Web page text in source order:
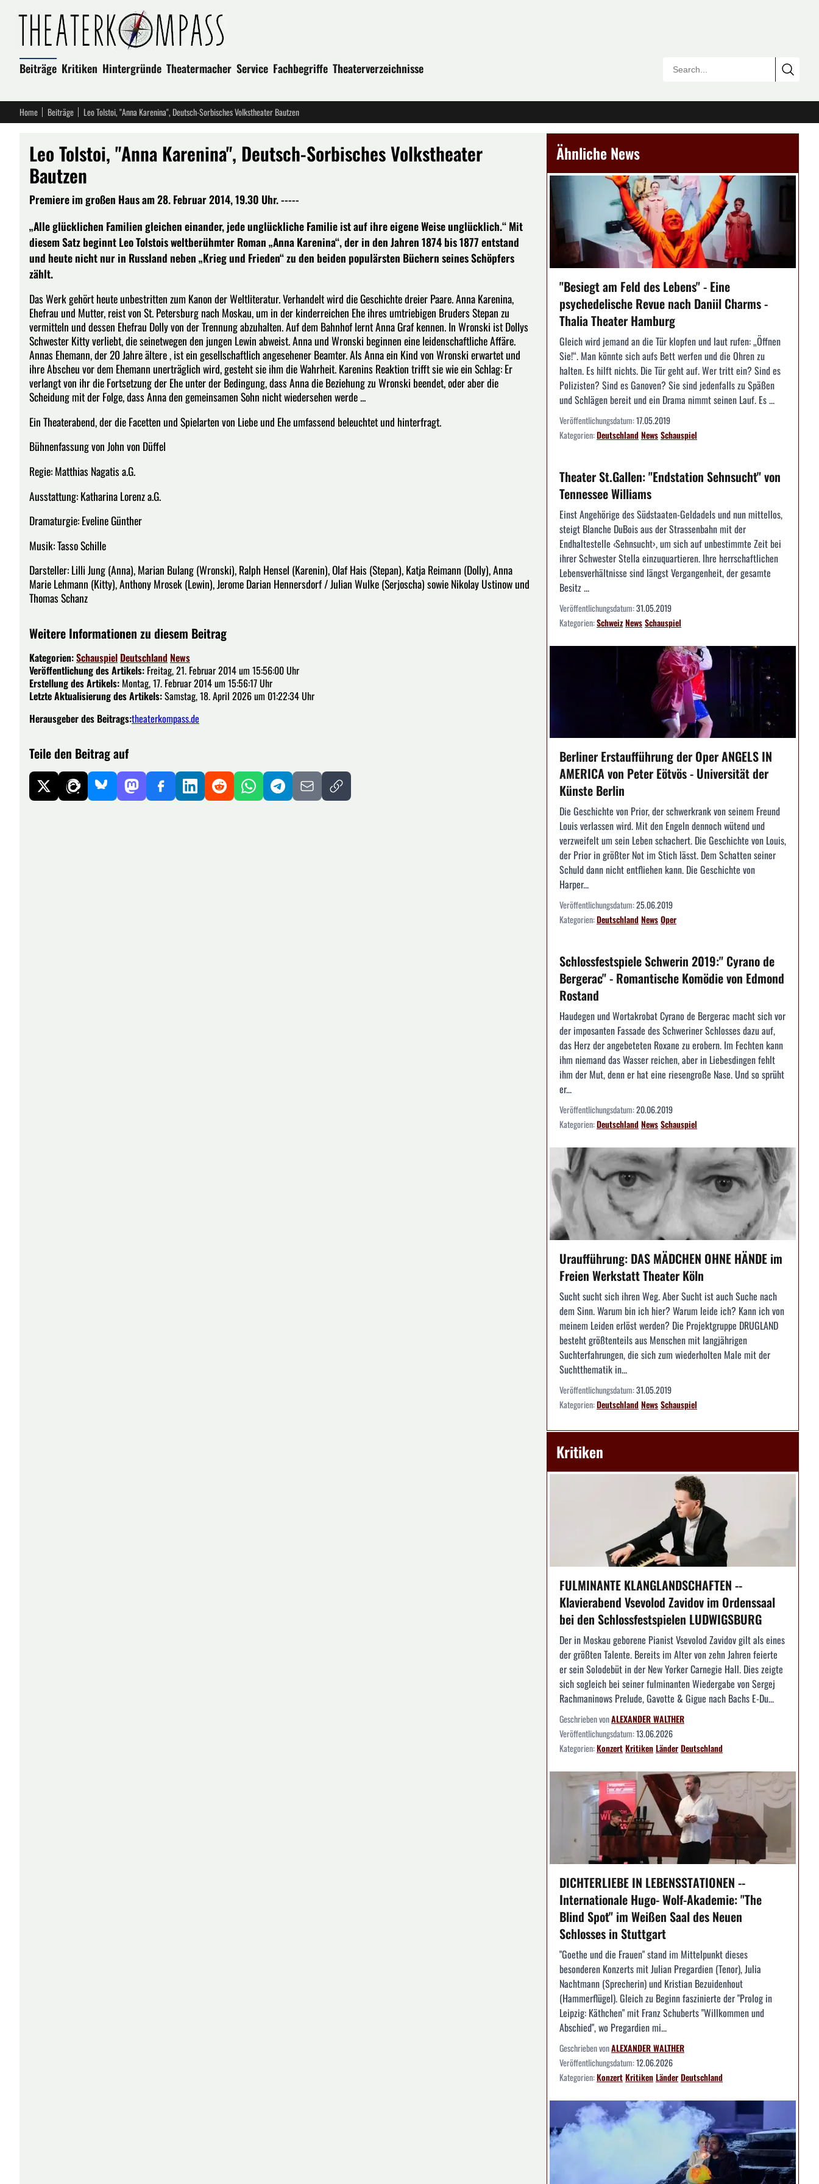
Beiträge Kritiken Hintergründe Theatermacher Service Fachbegriffe Theaterverzeichnisse
Home Beiträge Leo Tolstoi, "Anna Karenina", Deutsch-Sorbisches Volkstheater Bautzen
Leo Tolstoi, "Anna Karenina", Deutsch-Sorbisches Volkstheater
Bautzen
Premiere im großen Haus am 28. Februar 2014, 19.30 Uhr. -----
„Alle glücklichen Familien gleichen einander, jede unglückliche Familie ist auf ihre eigene Weise unglücklich.“ Mit
diesem Satz beginnt Leo Tolstois weltberühmter Roman „Anna Karenina“, der in den Jahren 1874 bis 1877 entstand
und heute nicht nur in Russland neben „Krieg und Frieden“ zu den beiden populärsten Büchern seines Schöpfers
zählt.
Das Werk gehört heute unbestritten zum Kanon der Weltliteratur. Verhandelt wird die Geschichte dreier Paare. Anna Karenina,
Ehefrau und Mutter, reist von St. Petersburg nach Moskau, um in der kinderreichen Ehe ihres umtriebigen Bruders Stepan zu
vermitteln und dessen Ehefrau Dolly von der Trennung abzuhalten. Auf dem Bahnhof lernt Anna Graf kennen. In Wronski ist Dollys
Schwester Kitty verliebt, die seinetwegen den jungen Lewin abweist. Anna und Wronski beginnen eine leidenschaftliche Affäre.
Annas Ehemann, der 20 Jahre ältere , ist ein gesellschaftlich angesehener Beamter. Als Anna ein Kind von Wronski erwartet und
ihre Abscheu vor dem Ehemann unerträglich wird, gesteht sie ihm die Wahrheit. Karenins Reaktion trifft sie wie ein Schlag: Er
verlangt von ihr die Fortsetzung der Ehe unter der Bedingung, dass Anna die Beziehung zu Wronski beendet, oder aber die
Scheidung mit der Folge, dass Anna den gemeinsamen Sohn nicht wiedersehen werde ...
Ein Theaterabend, der die Facetten und Spielarten von Liebe und Ehe umfassend beleuchtet und hinterfragt.
Bühnenfassung von John von Düffel
Regie: Matthias Nagatis a.G.
Ausstattung: Katharina Lorenz a.G.
Dramaturgie: Eveline Günther
Musik: Tasso Schille
Darsteller: Lilli Jung (Anna), Marian Bulang (Wronski), Ralph Hensel (Karenin), Olaf Hais (Stepan), Katja Reimann (Dolly), Anna
Marie Lehmann (Kitty), Anthony Mrosek (Lewin), Jerome Darian Hennersdorf / Julian Wulke (Serjoscha) sowie Nikolay Ustinow und
Thomas Schanz
Weitere Informationen zu diesem Beitrag
Kategorien:Schauspiel Deutschland News
Veröffentlichung des Artikels: Freitag, 21. Februar 2014 um 15:56:00 Uhr
Erstellung des Artikels: Montag, 17. Februar 2014 um 15:56:17 Uhr
Letzte Aktualisierung des Artikels:Samstag, 18. April 2026 um 01:22:34 Uhr
Herausgeber des Beitrags:theaterkompass.de
Teile den Beitrag auf
Ähnliche News
"Besiegt am Feld des Lebens" - Eine
psychedelische Revue nach Daniil Charms -
Thalia Theater Hamburg
Gleich wird jemand an die Tür klopfen und laut rufen: „Öffnen
Sie!“. Man könnte sich aufs Bett werfen und die Ohren zu
halten. Es hilft nichts. Die Tür geht auf. Wer tritt ein? Sind es
Polizisten? Sind es Ganoven? Sie sind jedenfalls zu Späßen
und Schlägen bereit und ein Drama nimmt seinen Lauf. Es ...
Veröffentlichungsdatum:17.05.2019
Kategorien:DeutschlandNewsSchauspiel
Theater St.Gallen: "Endstation Sehnsucht" von
Tennessee Williams
Einst Angehörige des Südstaaten-Geldadels und nun mittellos,
steigt Blanche DuBois aus der Strassenbahn mit der
Endhaltestelle ‹Sehnsucht›, um sich auf unbestimmte Zeit bei
ihrer Schwester Stella einzuquartieren. Ihre herrschaftlichen
Lebensverhältnisse sind längst Vergangenheit, der gesamte
Besitz ...
Veröffentlichungsdatum:31.05.2019
Kategorien:SchweizNewsSchauspiel
Berliner Erstaufführung der Oper ANGELS IN
AMERICA von Peter Eötvös - Universität der
Künste Berlin
Die Geschichte von Prior, der schwerkrank von seinem Freund
Louis verlassen wird. Mit den Engeln dennoch wütend und
verzweifelt um sein Leben schachert. Die Geschichte von Louis,
der Prior in größter Not im Stich lässt. Dem Schatten seiner
Schuld dann nicht entfliehen kann. Die Geschichte von
Harper...
Veröffentlichungsdatum:25.06.2019
Kategorien:DeutschlandNewsOper
Schlossfestspiele Schwerin 2019:" Cyrano de
Bergerac" - Romantische Komödie von Edmond
Rostand
Haudegen und Wortakrobat Cyrano de Bergerac macht sich vor
der imposanten Fassade des Schweriner Schlosses dazu auf,
das Herz der angebeteten Roxane zu erobern. Im Fechten kann
ihm niemand das Wasser reichen, aber in Liebesdingen fehlt
ihm der Mut, denn er hat eine riesengroße Nase. Und so sprüht
er...
Veröffentlichungsdatum:20.06.2019
Kategorien:DeutschlandNewsSchauspiel
Uraufführung: DAS MÄDCHEN OHNE HÄNDE im
Freien Werkstatt Theater Köln
Sucht sucht sich ihren Weg. Aber Sucht ist auch Suche nach
dem Sinn. Warum bin ich hier? Warum leide ich? Kann ich von
meinem Leiden erlöst werden? Die Projektgruppe DRUGLAND
besteht größtenteils aus Menschen mit langjährigen
Suchterfahrungen, die sich zum wiederholten Male mit der
Suchtthematik in...
Veröffentlichungsdatum:31.05.2019
Kategorien:DeutschlandNewsSchauspiel
Kritiken
FULMINANTE KLANGLANDSCHAFTEN --
Klavierabend Vsevolod Zavidov im Ordenssaal
bei den Schlossfestspielen LUDWIGSBURG
Der in Moskau geborene Pianist Vsevolod Zavidov gilt als eines
der größten Talente. Bereits im Alter von zehn Jahren feierte
er sein Solodebüt in der New Yorker Carnegie Hall. Dies zeigte
sich sogleich bei seiner fulminanten Wiedergabe von Sergej
Rachmaninows Prelude, Gavotte & Gigue nach Bachs E-Du...
Geschrieben vonALEXANDER WALTHER
Veröffentlichungsdatum:13.06.2026
Kategorien:KonzertKritikenLänderDeutschland
DICHTERLIEBE IN LEBENSSTATIONEN --
Internationale Hugo- Wolf-Akademie: "The
Blind Spot" im Weißen Saal des Neuen
Schlosses in Stuttgart
"Goethe und die Frauen" stand im Mittelpunkt dieses
besonderen Konzerts mit Julian Pregardien (Tenor), Julia
Nachtmann (Sprecherin) und Kristian Bezuidenhout
(Hammerflügel). Gleich zu Beginn faszinierte der "Prolog in
Leipzig: Käthchen" mit Franz Schuberts "Willkommen und
Abschied", wo Pregardien mi...
Geschrieben vonALEXANDER WALTHER
Veröffentlichungsdatum:12.06.2026
Kategorien:KonzertKritikenLänderDeutschland